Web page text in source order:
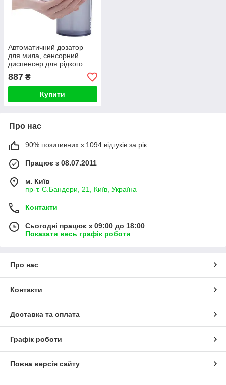
Автоматичний дозатор
для мила, сенсорний
диспенсер для рідкого
мила
887 ₴
Купити
Про нас
90% позитивних з 1094 відгуків за рік
Працює з 08.07.2011
м. Київ
пр-т. С.Бандери, 21, Київ, Україна
Контакти
Сьогодні працює з 09:00 до 18:00
Показати весь графік роботи
Про нас
Контакти
Доставка та оплата
Графік роботи
Повна версія сайту